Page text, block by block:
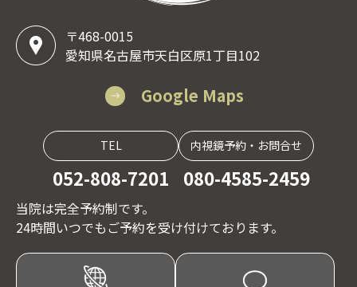
〒468-0015
愛知県名古屋市天白区原1丁目102
Google Maps
TEL
052-808-7201
内視鏡予約・お問合せ
080-4585-2459
当院は完全予約制です。
24時間いつでもご予約を受け付けております。